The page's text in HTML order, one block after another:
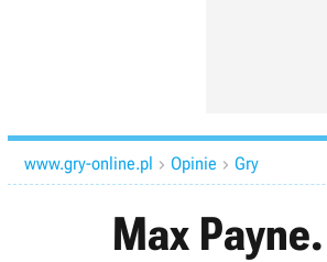
www.gry-online.pl  Opinie  Gry
Max